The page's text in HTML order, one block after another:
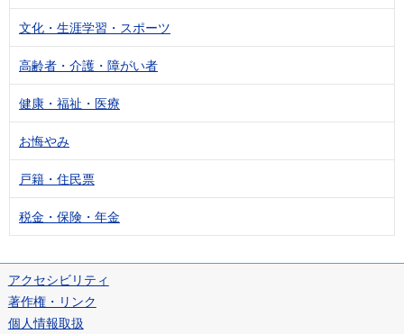
文化・生涯学習・スポーツ
高齢者・介護・障がい者
健康・福祉・医療
お悔やみ
戸籍・住民票
税金・保険・年金
アクセシビリティ
著作権・リンク
個人情報取扱